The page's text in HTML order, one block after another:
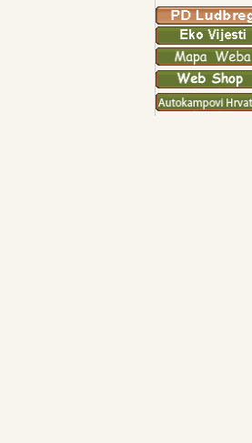
ZIR
Podkilavac-Mudna dol-
Kolac-Podki